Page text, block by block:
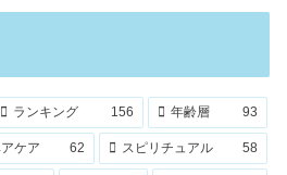
ランキング 156 年齢層 93
ケア 62 スピリチュアル 58